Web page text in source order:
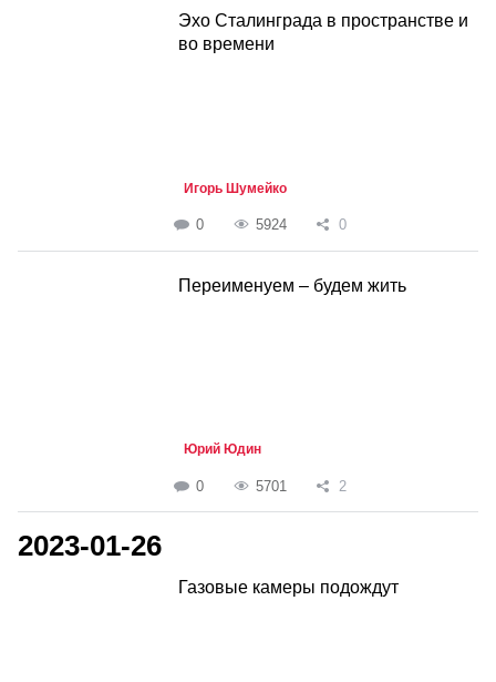
Эхо Сталинграда в пространстве и
во времени
Игорь Шумейко
0 5924 0
Переименуем – будем жить
Юрий Юдин
0 5701 2
2023-01-26
Газовые камеры подождут